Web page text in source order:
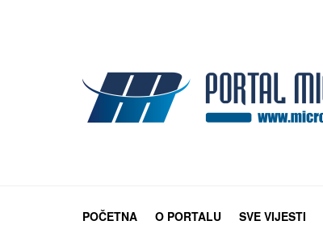
POČETNA O PORTALU SVE VIJESTI